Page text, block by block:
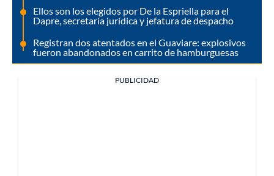
Ellos son los elegidos por De la Espriella para el
Dapre, secretaría jurídica y jefatura de despacho
Registran dos atentados en el Guaviare: explosivos
fueron abandonados en carrito de hamburguesas
PUBLICIDAD